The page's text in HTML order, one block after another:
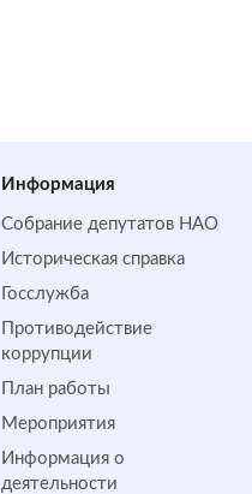
Информация
Собрание депутатов НАО
Историческая справка
Госслужба
Противодействие
коррупции
План работы
Мероприятия
Информация о
деятельности